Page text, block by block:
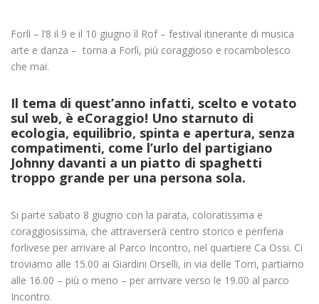
Forlì – l’8 il 9 e il 10 giugno ìl Rof – festival itinerante di musica
arte e danza – torna a Forlì, più coraggioso e rocambolesco
che mai.
Il tema di quest’anno infatti, scelto e votato
sul web, è eCoraggio! Uno starnuto di
ecologia, equilibrio, spinta e apertura, senza
compatimenti, come l’urlo del partigiano
Johnny davanti a un piatto di spaghetti
troppo grande per una persona sola.
Si parte sabato 8 giugno con la parata, coloratissima e
coraggiosissima, che attraverserà centro storico e periferia
forlivese per arrivare al Parco Incontro, nel quartiere Ca Ossi. Ci
troviamo alle 15.00 ai Giardini Orselli, in via delle Torri, partiamo
alle 16.00 – più o meno – per arrivare verso le 19.00 al parco
Incontro.